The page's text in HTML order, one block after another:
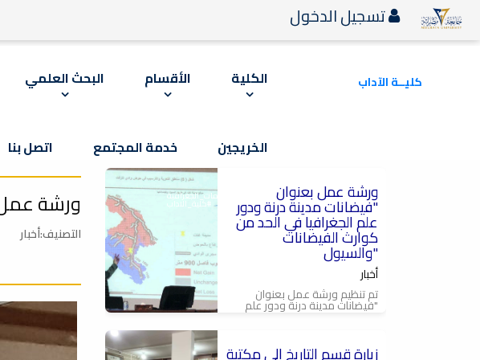
تسجيل الدخول
الكلية الأقسام البحث العلمي
الخريجين خدمة المجتمع اتصل بنا
كليــة الآداب
#درنة
#قسم_الجغرافيا_ونظم_المعلومات_الجغرافية
#قسم_الصحة_النفسية #كلية_الاداب
#جامعة_مصراتة
ورشة عمل بعنوان
"فيضانات مدينة درنة ودور
علم الجغرافيا في الحد من
كوارث الفيضانات
والسيول"
أخبار
تم تنظيم ورشة عمل بعنوان
"فيضانات مدينة درنة ودور علم
الجغرافيا في الحد من كوارث...
زيارة قسم التاريخ إلى مكتبة
ورشة عمل
التصنيف:أخبار